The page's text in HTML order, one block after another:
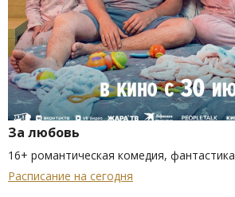
За любовь
16+ романтическая комедия, фантастика
Расписание на сегодня